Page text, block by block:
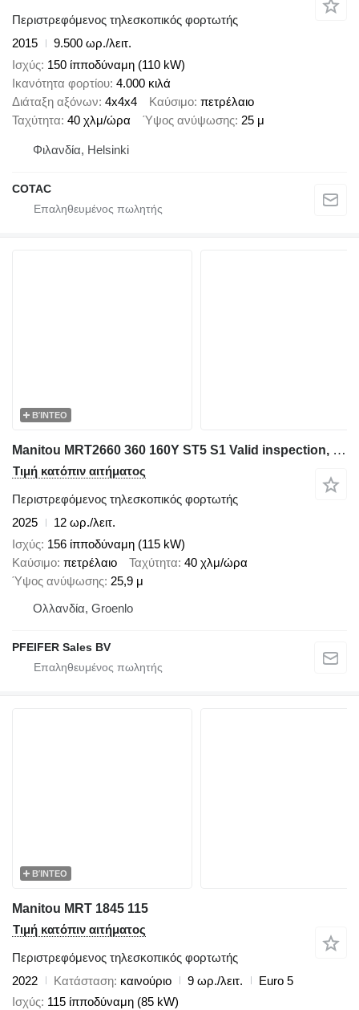
Περιστρεφόμενος τηλεσκοπικός φορτωτής
2015
9.500 ωρ./λειτ.
Ισχύς 150 ίπποδύναμη (110 kW)
Ικανότητα φορτίου 4.000 κιλά
Διάταξη αξόνων 4x4x4 Καύσιμο πετρέλαιο
Ταχύτητα 40 χλμ/ώρα Ύψος ανύψωσης 25 μ
Φιλανδία, Helsinki
COTAC
ΒΊΝΤΕΟ
Manitou MRT2660 360 160Y ST5 S1 Valid inspection, *Guarant
Τιμή κατόπιν αιτήματος
Περιστρεφόμενος τηλεσκοπικός φορτωτής
2025
12 ωρ./λειτ.
Ισχύς 156 ίπποδύναμη (115 kW)
Καύσιμο πετρέλαιο Ταχύτητα 40 χλμ/ώρα
Ύψος ανύψωσης 25,9 μ
Ολλανδία, Groenlo
PFEIFER Sales BV
ΒΊΝΤΕΟ
Manitou MRT 1845 115
Τιμή κατόπιν αιτήματος
Περιστρεφόμενος τηλεσκοπικός φορτωτής
2022
Κατάσταση καινούριο 9 ωρ./λειτ.
Euro 5
Ισχύς 115 ίπποδύναμη (85 kW)